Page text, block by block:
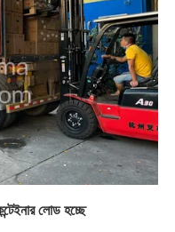
লোড হচ্ছে